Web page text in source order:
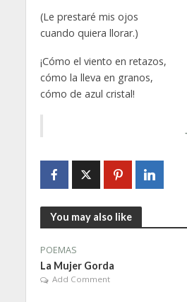
(Le prestaré mis ojos
cuando quiera llorar.)
¡Cómo el viento en retazos,
cómo la lleva en granos,
cómo de azul cristal!
You may also like
POEMAS
La Mujer Gorda
Add Comment